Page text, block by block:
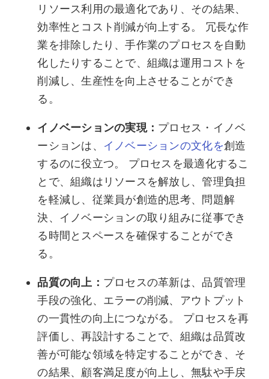
リソース利用の最適化であり、その結果、
効率性とコスト削減が向上する。 冗長な作
業を排除したり、手作業のプロセスを自動
化したりすることで、組織は運用コストを
削減し、生産性を向上させることができ
る。
イノベーションの実現： プロセス・イノベ
ーションは、
イノベーションの文化を創造
するのに役立つ。 プロセスを最適化するこ
とで、組織はリソースを解放し、管理負担
を軽減し、従業員が創造的思考、問題解
決、イノベーションの取り組みに従事でき
る時間とスペースを確保することができ
る。
品質の向上： プロセスの革新は、品質管理
手段の強化、エラーの削減、アウトプット
の一貫性の向上につながる。 プロセスを再
評価し、再設計することで、組織は品質改
善が可能な領域を特定することができ、そ
の結果、顧客満足度が向上し、無駄や手戻